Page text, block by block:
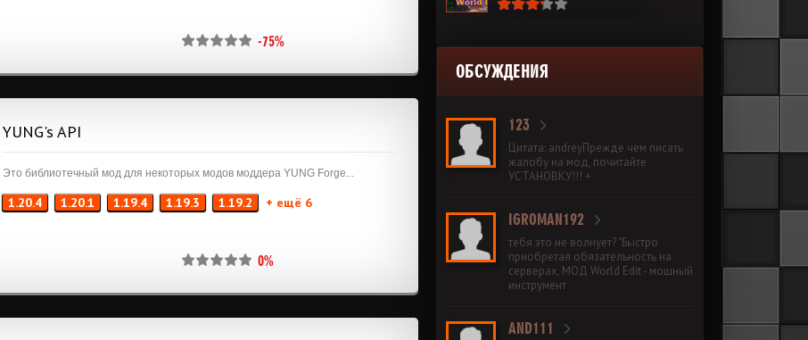
-75%
YUNG's API
Это библиотечный мод для некоторых модов моддера YUNG Forge...
1.20.4 1.20.1 1.19.4 1.19.3 1.19.2 + ещё 6
0%
ОБСУЖДЕНИЯ
123
Цитата: andreyПрежде чем писать
жалобу на мод, почитайте
УСТАНОВКУ!!! +
IGROMAN192
тебя это не волнует? "Быстро
приобретая обязательность на
серверах, МОД World Edit - мощный
инструмент
AND111